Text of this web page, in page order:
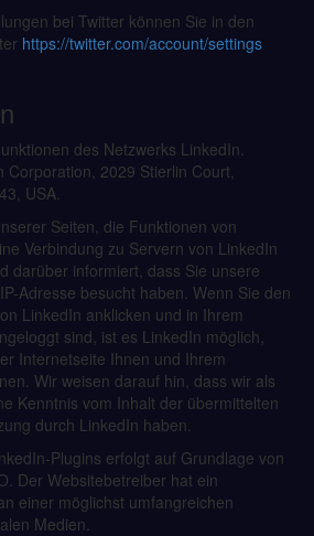
bei Twitter können Sie in den
https://twitter.com/account/settings
des Netzwerks LinkedIn.
Corporation, 2029 Stierlin Court,
USA.
Seiten, die Funktionen von
Verbindung zu Servern von LinkedIn
darüber informiert, dass Sie unsere
Adresse besucht haben. Wenn Sie den
LinkedIn anklicken und in Ihrem
sind, ist es LinkedIn möglich,
Internetseite Ihnen und Ihrem
Wir weisen darauf hin, dass wir als
Kenntnis vom Inhalt der übermittelten
durch LinkedIn haben.
Plugins erfolgt auf Grundlage von
Der Websitebetreiber hat ein
einer möglichst umfangreichen
Medien.